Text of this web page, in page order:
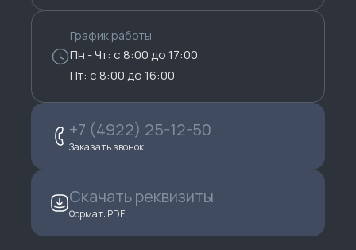
График работы
Пн - Чт: с 8:00 до 17:00
Пт: с 8:00 до 16:00
+7 (4922) 25-12-50
Заказать звонок
Скачать реквизиты
Формат: PDF